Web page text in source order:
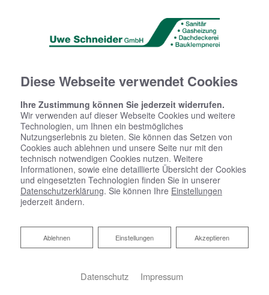
Ihr Bad aus einer Hand​ von Uwe
Diese Webseite verwendet Cookies
Ihre Zustimmung können Sie jederzeit widerrufen.
Wir verwenden auf dieser Webseite Cookies und weitere
Technologien, um Ihnen ein bestmögliches
Nutzungserlebnis zu bieten. Sie können das Setzen von
Cookies auch ablehnen und unsere Seite nur mit den
technisch notwendigen Cookies nutzen. Weitere
Informationen, sowie eine detaillierte Übersicht der Cookies
und eingesetzten Technologien finden Sie in unserer
Datenschutzerklärung. Sie können Ihre Einstellungen
jederzeit ändern.
Akzeptieren
Einstellungen
Ablehnen
Ablehnen
Datenschutz Impressum